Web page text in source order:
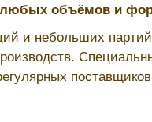
объёмов и
и небольших